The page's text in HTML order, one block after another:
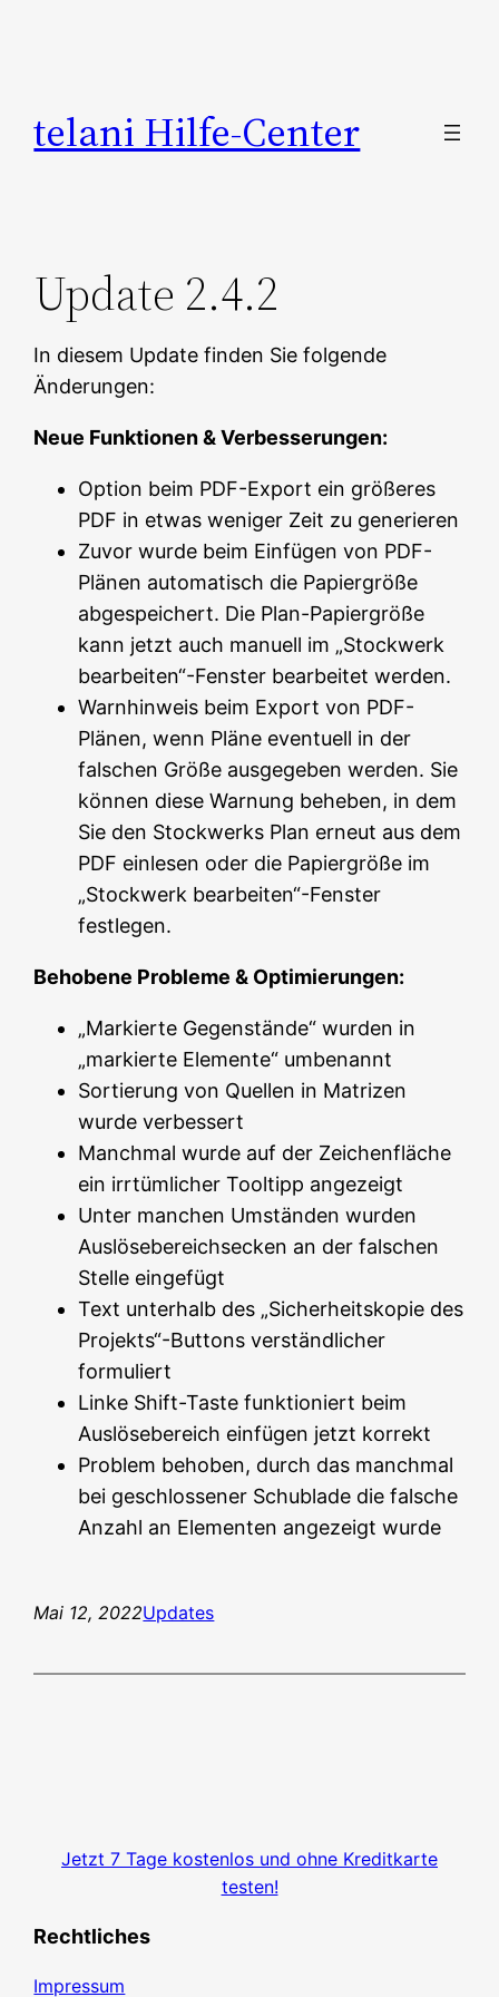
telani Hilfe-Center
Update 2.4.2
In diesem Update finden Sie folgende
Änderungen:
Neue Funktionen & Verbesserungen:
Option beim PDF-Export ein größeres
PDF in etwas weniger Zeit zu generieren
Zuvor wurde beim Einfügen von PDF-
Plänen automatisch die Papiergröße
abgespeichert. Die Plan-Papiergröße
kann jetzt auch manuell im „Stockwerk
bearbeiten“-Fenster bearbeitet werden.
Warnhinweis beim Export von PDF-
Plänen, wenn Pläne eventuell in der
falschen Größe ausgegeben werden. Sie
können diese Warnung beheben, in dem
Sie den Stockwerks Plan erneut aus dem
PDF einlesen oder die Papiergröße im
„Stockwerk bearbeiten“-Fenster
festlegen.
Behobene Probleme & Optimierungen:
„Markierte Gegenstände“ wurden in
„markierte Elemente“ umbenannt
Sortierung von Quellen in Matrizen
wurde verbessert
Manchmal wurde auf der Zeichenfläche
ein irrtümlicher Tooltipp angezeigt
Unter manchen Umständen wurden
Auslösebereichsecken an der falschen
Stelle eingefügt
Text unterhalb des „Sicherheitskopie des
Projekts“-Buttons verständlicher
formuliert
Linke Shift-Taste funktioniert beim
Auslösebereich einfügen jetzt korrekt
Problem behoben, durch das manchmal
bei geschlossener Schublade die falsche
Anzahl an Elementen angezeigt wurde
Mai 12, 2022Updates
Jetzt 7 Tage kostenlos und ohne Kreditkarte
testen!
Rechtliches
Impressum